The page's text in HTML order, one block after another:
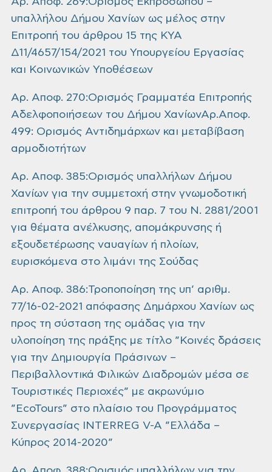
υπαλλήλου Δήμου Χανίων ως μέλος στην
Επιτροπή του άρθρου 15 της ΚΥΑ
Δ11/4657/154/2021 του Υπουργείου Εργασίας
και Κοινωνικών Υποθέσεων
Αρ. Αποφ. 270:Ορισμός Γραμματέα Επιτροπής
Αδελφοποιήσεων του Δήμου ΧανίωνΑρ.Αποφ.
499: Ορισμός Αντιδημάρχων και μεταβίβαση
αρμοδιοτήτων
Αρ. Αποφ. 385:Ορισμός υπαλλήλων Δήμου
Χανίων για την συμμετοχή στην γνωμοδοτική
επιτροπή του άρθρου 9 παρ. 7 του Ν. 2881/2001
για θέματα ανέλκυσης, απομάκρυνσης ή
εξουδετέρωσης ναυαγίων ή πλοίων,
ευρισκόμενα στο λιμάνι της Σούδας
Αρ. Αποφ. 386:Τροποποίηση της υπ’ αριθμ.
77/16-02-2021 απόφασης Δημάρχου Χανίων ως
προς τη σύσταση της ομάδας για την
υλοποίηση της πράξης με τίτλο ”Κοινές δράσεις
για την Δημιουργία Πράσινων –
Περιβαλλοντικά Φιλικών Διαδρομών μέσα σε
Τουριστικές Περιοχές” με ακρωνύμιο
”EcoTours” στο πλαίσιο του Προγράμματος
Συνεργασίας INTERREG V-A ”Ελλάδα –
Κύπρος 2014-2020”